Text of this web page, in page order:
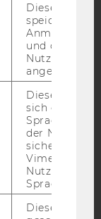
Bluesky
WEBSEITE
MEDIA
Dieses Cookie
speichert
und ob sich
Nutzer*in
angemeldet
Dieses
sich die
der
Vimeo in der
Nutzer
Sprache
Dieser